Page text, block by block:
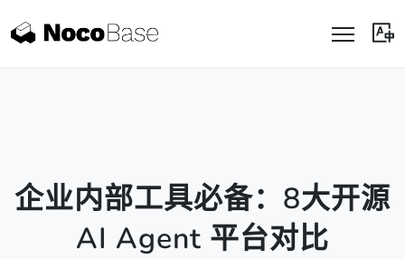
企业内部工具必备：8大开源
AI Agent 平台对比